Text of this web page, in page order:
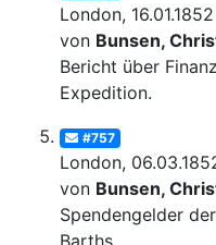
London, 16.01.1852
von Bunsen,
Bericht über
Expedition.
#757
London,
von Bunsen,
Spendengelder